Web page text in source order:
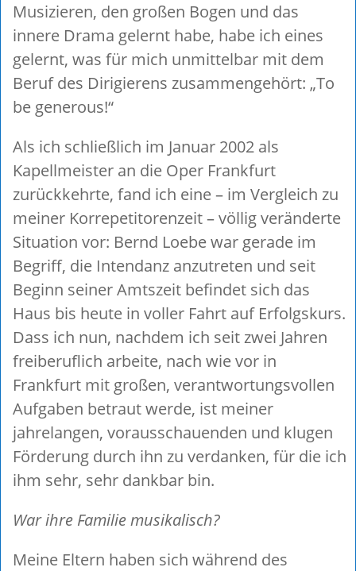
Musizieren, den großen Bogen und das
innere Drama gelernt habe, habe ich eines
gelernt, was für mich unmittelbar mit dem
Beruf des Dirigierens zusammengehört: „To
be generous!“
Als ich schließlich im Januar 2002 als
Kapellmeister an die Oper Frankfurt
zurückkehrte, fand ich eine – im Vergleich zu
meiner Korrepetitorenzeit – völlig veränderte
Situation vor: Bernd Loebe war gerade im
Begriff, die Intendanz anzutreten und seit
Beginn seiner Amtszeit befindet sich das
Haus bis heute in voller Fahrt auf Erfolgskurs.
Dass ich nun, nachdem ich seit zwei Jahren
freiberuflich arbeite, nach wie vor in
Frankfurt mit großen, verantwortungsvollen
Aufgaben betraut werde, ist meiner
jahrelangen, vorausschauenden und klugen
Förderung durch ihn zu verdanken, für die ich
ihm sehr, sehr dankbar bin.
War ihre Familie musikalisch?
Meine Eltern haben sich während des